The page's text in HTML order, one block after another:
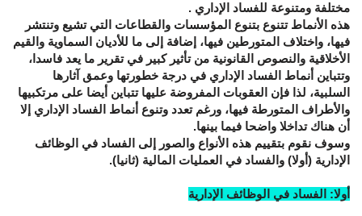
مختلفة ومتنوعة للفساد الإداري .
هذه الأنماط تتنوع بتنوع المؤسسات والقطاعات التي تشيع وتنتشر
فيها، واختلاف المتورطين فيها، إضافة إلى ما للأديان السماوية والقيم
الأخلاقية والنصوص القانونية من تأثير كبير في تقرير ما يعد فاسدا،
وتتباين أنماط الفساد الإداري في درجة خطورتها وعمق آثارها
السلبية، لذا فإن العقوبات المفروضة عليها تتباين أيضا على مرتكبيها
والأطراف المتورطة فيها، ورغم تعدد وتنوع أنماط الفساد الإداري إلا
أن هناك تداخلا واضحا فيما بينها.
وسوف نقوم بتقييم هذه الأنواع والصور إلى الفساد في الوظائف
الإدارية (أولا) والفساد في العمليات المالية (ثانيا).
أولا: الفساد في الوظائف الإدارية